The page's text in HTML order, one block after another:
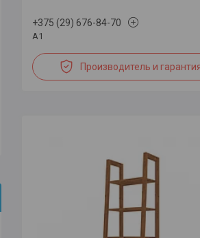
+375 (29) 676-84-70
А1
Производитель и